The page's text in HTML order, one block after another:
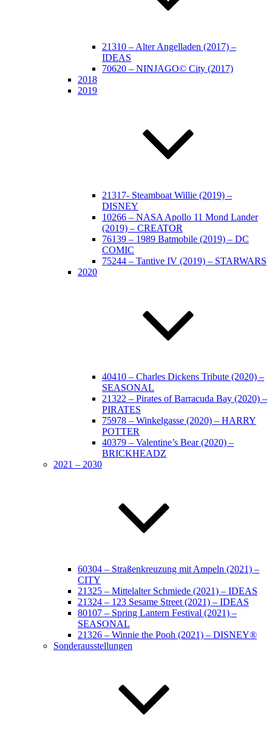
21310 – Alter Angelladen (2017) –
IDEAS
70620 – NINJAGO© City (2017)
2018
2019
21317- Steamboat Willie (2019) –
DISNEY
10266 – NASA Apollo 11 Mond Lander
(2019) – CREATOR
76139 – 1989 Batmobile (2019) – DC
COMIC
75244 – Tantive IV (2019) – STARWARS
2020
40410 – Charles Dickens Tribute (2020) –
SEASONAL
21322 – Pirates of Barracuda Bay (2020) –
PIRATES
75978 – Winkelgasse (2020) – HARRY
POTTER
40379 – Valentine’s Bear (2020) –
BRICKHEADZ
2021 – 2030
60304 – Straßenkreuzung mit Ampeln (2021) –
CITY
21325 – Mittelalter Schmiede (2021) – IDEAS
21324 – 123 Sesame Street (2021) – IDEAS
80107 – Spring Lantern Festival (2021) –
SEASONAL
21326 – Winnie the Pooh (2021) – DISNEY®
Sonderausstellungen